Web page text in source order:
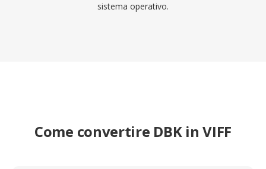
sistema operativo.
Come convertire DBK in VIFF